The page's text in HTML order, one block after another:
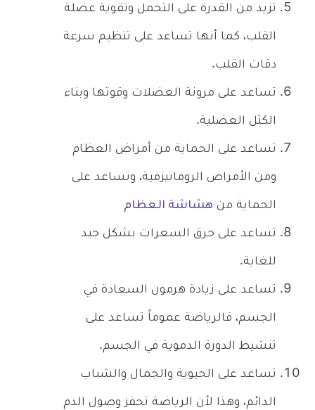
تزيد من القدرة على التحمل وتقوية عضلة
القلب، كما أنها تساعد على تنظيم سرعة
دقات القلب.
تساعد على مرونة العضلات وقوتها وبناء
الكتل العضلية.
تساعد على الحماية من أمراض العظام
ومن الأمراض الروماتيزمية، وتساعد على
الحماية من هشاشة العظام
تساعد على حرق السعرات بشكل جيد
للغاية.
تساعد على زيادة هرمون السعادة في
الجسم، فالرياضة عموماً تساعد على
تنشيط الدورة الدموية في الجسم.
تساعد على الحيوية والجمال والشباب
الدائم، وهذا لأن الرياضة تحفز وصول الدم